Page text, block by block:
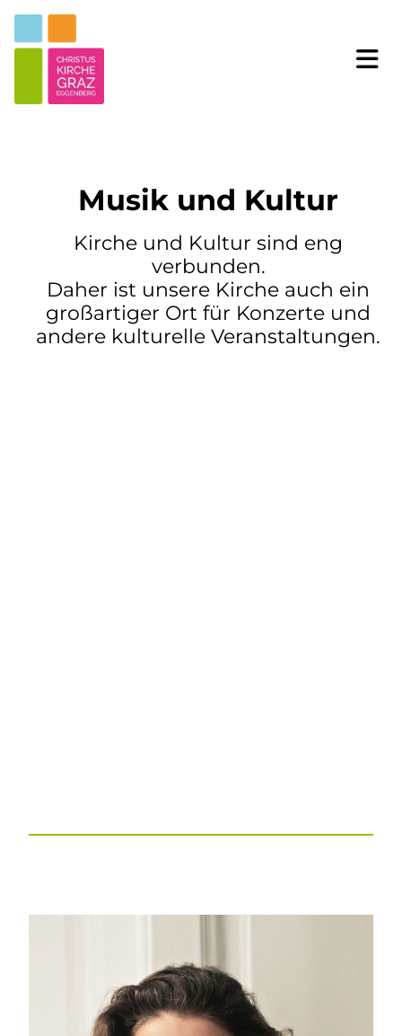
Musik und Kultur
Kirche und Kultur sind eng
verbunden.
Daher ist unsere Kirche auch ein
großartiger Ort für Konzerte und
andere kulturelle Veranstaltungen.